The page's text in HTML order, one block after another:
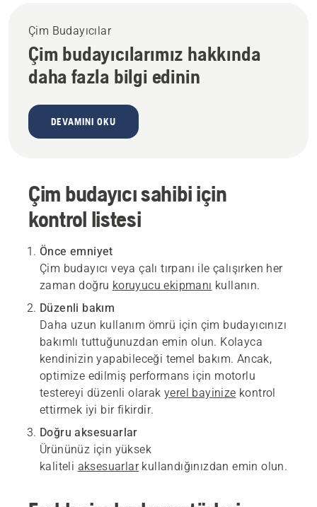
Çim Budayıcılar
Çim budayıcılarımız hakkında
daha fazla bilgi edinin
DEVAMINI OKU
Çim budayıcı sahibi için
kontrol listesi
Önce emniyet
Çim budayıcı veya çalı tırpanı ile çalışırken her
zaman doğru koruyucu ekipmanı kullanın.
Düzenli bakım
Daha uzun kullanım ömrü için çim budayıcınızı
bakımlı tuttuğunuzdan emin olun. Kolayca
kendinizin yapabileceği temel bakım. Ancak,
optimize edilmiş performans için motorlu
testereyi düzenli olarak yerel bayinize kontrol
ettirmek iyi bir fikirdir.
Doğru aksesuarlar
Ürününüz için yüksek
kaliteli aksesuarlarkullandığınızdan emin olun.